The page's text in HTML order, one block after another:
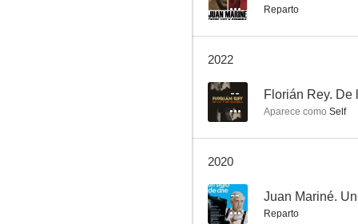
Reparto
2022
-- Florián Rey. De
Aparece como Self
2020
-- Juan Mariné.
Reparto